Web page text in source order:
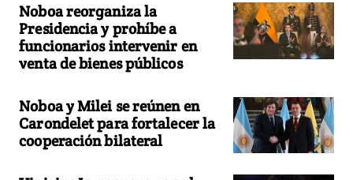
Noboa reorganiza la
Presidencia y prohíbe a
funcionarios intervenir en
venta de bienes públicos
Noboa y Milei se reúnen en
Carondelet para fortalecer la
cooperación bilateral